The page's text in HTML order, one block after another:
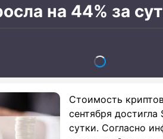
на 44% за
Стоимость
сентября достигла
сутки. Согласно